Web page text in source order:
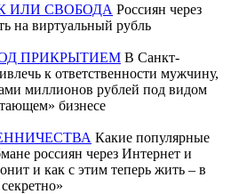
ИЛИ СВОБОДА Россиян через
на виртуальный рубль
ПРИКРЫТИЕМ В Санкт-
к ответственности мужчину,
миллионов рублей под видом
бизнесе
Какие популярные
россиян через Интернет и
и как с этим теперь жить – в